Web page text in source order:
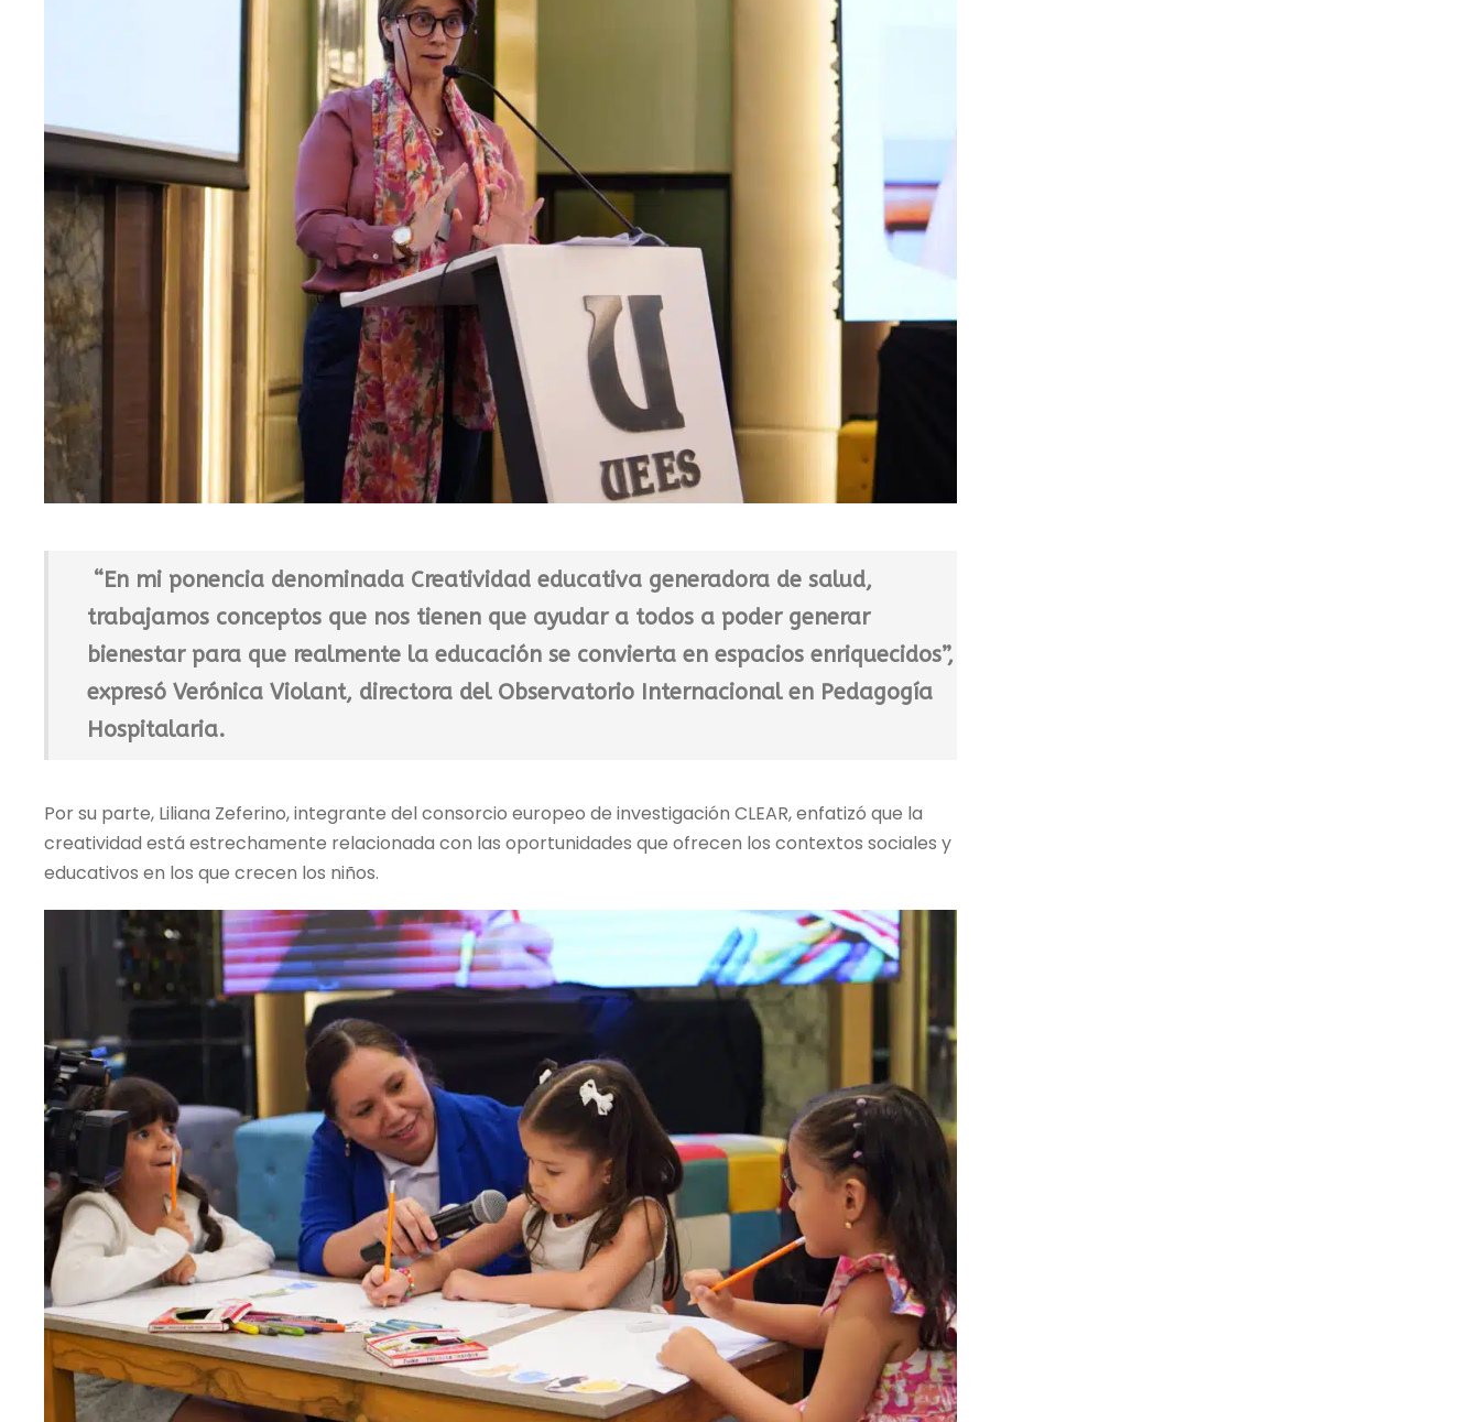
“En mi ponencia denominada Creatividad educativa generadora de salud,
trabajamos conceptos que nos tienen que ayudar a todos a poder generar
bienestar para que realmente la educación se convierta en espacios enriquecidos”,
expresó Verónica Violant, directora del Observatorio Internacional en Pedagogía
Hospitalaria.
Por su parte, Liliana Zeferino, integrante del consorcio europeo de investigación CLEAR, enfatizó que la
creatividad está estrechamente relacionada con las oportunidades que ofrecen los contextos sociales y
educativos en los que crecen los niños.